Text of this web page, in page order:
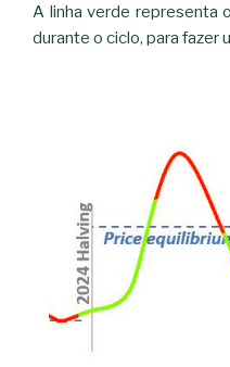
A linha verde representa
durante o ciclo, para fazer